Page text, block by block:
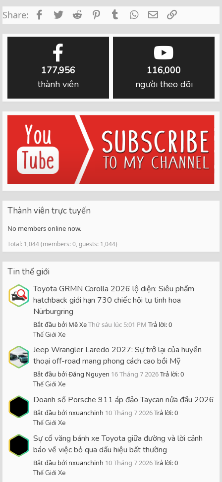
Share: FacebookTwitterReddit PinterestTumblrWhatsApp
Email
177,956
thành viên
116,000
người theo dõi
Thành viên trực tuyến
No members online now.
Total: 1,044 (members: 0, guests: 1,044)
Tin thế giới
Toyota GRMN Corolla 2026 lộ diện: Siêu phẩm
hatchback giới hạn 730 chiếc hội tụ tinh hoa
Nürburgring
Bắt đầu bởi Mê XeThứ sáu lúc 5:01 PM Trả lời: 0
Thế Giới Xe
Jeep Wrangler Laredo 2027: Sự trở lại của huyền
thoại off-road mang phong cách cao bồi Mỹ
Bắt đầu bởi Đăng Nguyen 16 Tháng 7 2026Trả lời: 0
Thế Giới Xe
Doanh số Porsche 911 áp đảo Taycan nửa đầu 2026
Bắt đầu bởi nxuanchinh 10 Tháng 7 2026Trả lời: 0
Thế Giới Xe
Sự cố văng bánh xe Toyota giữa đường và lời cảnh
báo về việc bỏ qua dấu hiệu bất thường
Bắt đầu bởi nxuanchinh 10 Tháng 7 2026Trả lời: 0
Thế Giới Xe